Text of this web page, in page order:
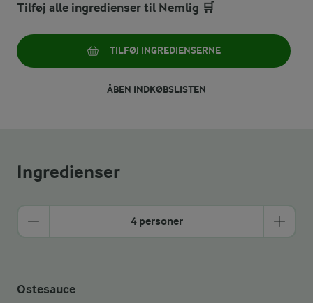
Tilføj alle ingredienser til Nemlig 🛒
TILFØJ INGREDIENSERNE
ÅBEN INDKØBSLISTEN
Ingredienser
4 personer
Ostesauce